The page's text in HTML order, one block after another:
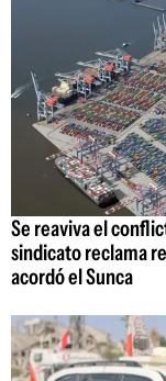
Se reaviva el
sindicato reclama
acordó el Sunca